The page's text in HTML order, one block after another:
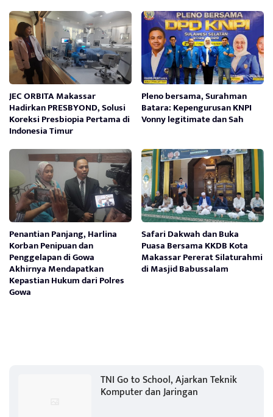
JEC ORBITA Makassar
Hadirkan PRESBYOND, Solusi
Koreksi Presbiopia Pertama di
Indonesia Timur
Pleno bersama, Surahman
Batara: Kepengurusan KNPI
Vonny legitimate dan Sah
Penantian Panjang, Harlina
Korban Penipuan dan
Penggelapan di Gowa
Akhirnya Mendapatkan
Kepastian Hukum dari Polres
Gowa
Safari Dakwah dan Buka
Puasa Bersama KKDB Kota
Makassar Pererat Silaturahmi
di Masjid Babussalam
TNI Go to School, Ajarkan Teknik
Komputer dan Jaringan